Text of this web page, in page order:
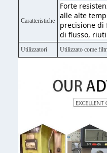
Caratteristiche
Forte
alle alte
precisione di
di flusso,
Utilizzatori Utilizzato come